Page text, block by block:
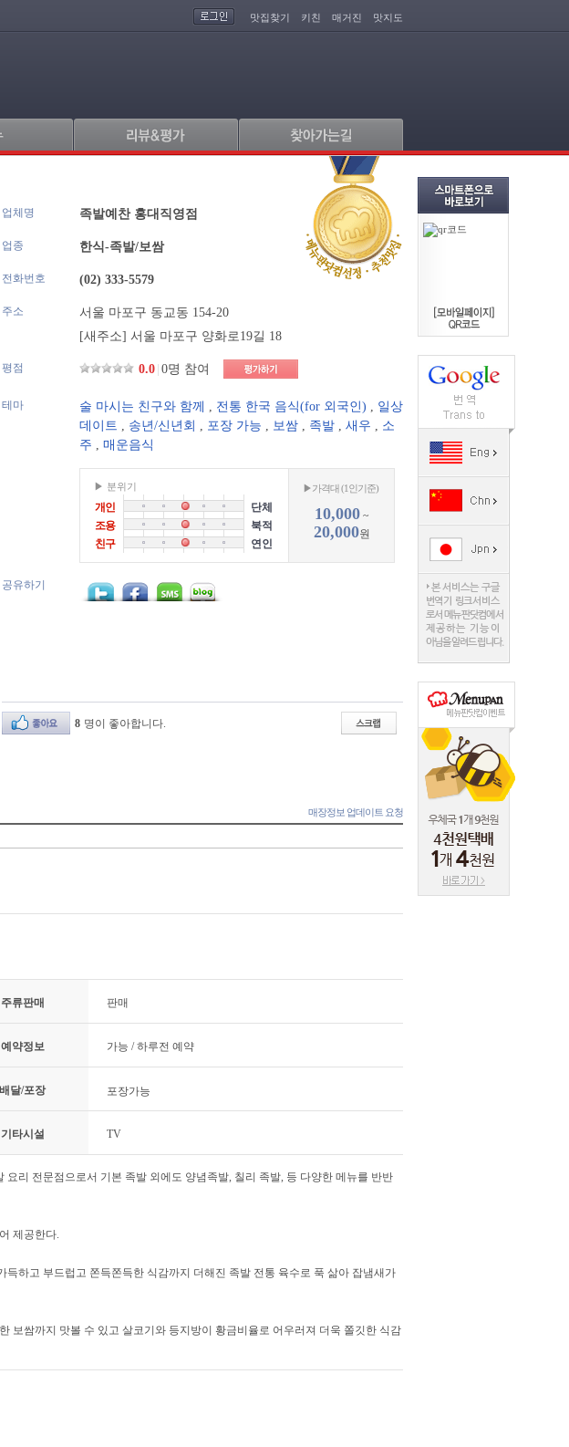
맛집찾기 키친 매거진 맛지도
업체명 족발예찬 홍대직영점
업종 한식-족발/보쌈
전화번호 (02) 333-5579
주소
서울 마포구 동교동 154-20
[새주소] 서울 마포구 양화로19길 18
평점 0.0 0명 참여
테마 술 마시는 친구와 함께 , 전통 한국 음식(for 외국인) , 일상
데이트 , 송년/신년회 , 포장 가능 , 보쌈 , 족발 , 새우 , 소
주 , 매운음식
▶ 분위기
개인
단체
조용
북적
친구
연인
▶가격대 (1인기준)
10,000~
20,000원
공유하기
8 명이 좋아합니다.
매장정보 업데이트 요청
주류판매 판매
예약정보 가능 / 하루전 예약
배달/포장 포장가능
기타시설 TV
리 전문점으로서 기본 족발 외에도 양념족발, 칠리 족발, 등 다양한 메뉴를 반반
제공한다.
하고 부드럽고 쫀득쫀득한 식감까지 더해진 족발 전통 육수로 푹 삶아 잡냄새가
보쌈까지 맛볼 수 있고 살코기와 등지방이 황금비율로 어우러져 더욱 쫄깃한 식감